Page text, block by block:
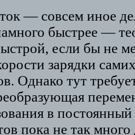
— совсем иное
быстрее —
если бы не
зарядки
Однако тут
в
пока не так